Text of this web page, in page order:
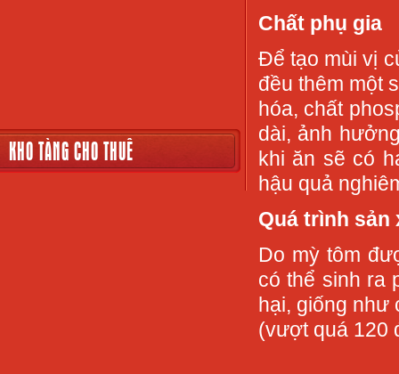
KHO TÀNG CHO THUÊ
Chất phụ gia
Để tạo mùi vị
đều thêm một
hóa, chất
dài, ảnh
khi ăn sẽ có
hậu quả
Quá trình sản
Do mỳ tôm
có thể sinh ra
hại, giống như
(vượt quá 120